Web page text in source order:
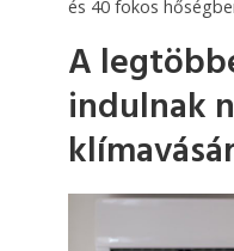
és 40 fokos
A
indulnak